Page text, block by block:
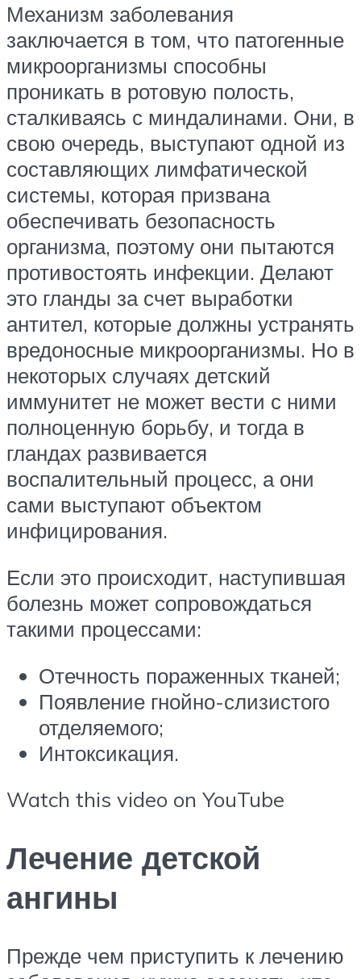
Механизм заболевания
заключается в том, что патогенные
микроорганизмы способны
проникать в ротовую полость,
сталкиваясь с миндалинами. Они, в
свою очередь, выступают одной из
составляющих лимфатической
системы, которая призвана
обеспечивать безопасность
организма, поэтому они пытаются
противостоять инфекции. Делают
это гланды за счет выработки
антител, которые должны устранять
вредоносные микроорганизмы. Но в
некоторых случаях детский
иммунитет не может вести с ними
полноценную борьбу, и тогда в
гландах развивается
воспалительный процесс, а они
сами выступают объектом
инфицирования.
Если это происходит, наступившая
болезнь может сопровождаться
такими процессами:
Отечность пораженных тканей;
Появление гнойно-слизистого
отделяемого;
Интоксикация.
Watch this video on YouTube
Лечение детской
ангины
Прежде чем приступить к лечению